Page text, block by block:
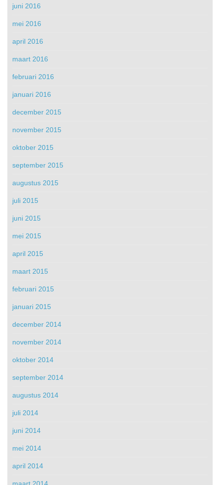
juni 2016
mei 2016
april 2016
maart 2016
februari 2016
januari 2016
december 2015
november 2015
oktober 2015
september 2015
augustus 2015
juli 2015
juni 2015
mei 2015
april 2015
maart 2015
februari 2015
januari 2015
december 2014
november 2014
oktober 2014
september 2014
augustus 2014
juli 2014
juni 2014
mei 2014
april 2014